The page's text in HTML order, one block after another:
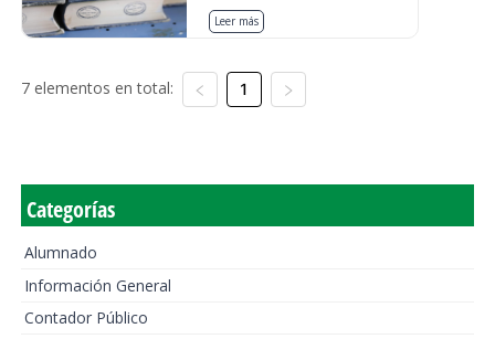
Leer más
7 elementos en total: 1
Categorías
Alumnado
Información General
Contador Público